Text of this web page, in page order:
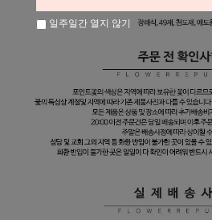
일주일간 열지 않기